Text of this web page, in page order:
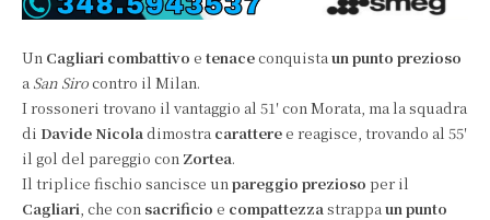
Un Cagliari combattivo e tenaceconquista un punto prezioso
a San Sirocontro il Milan.
I rossoneri trovano il vantaggio al 51′ con Morata, ma la squadra
di Davide Nicola dimostra caratteree reagisce, trovando al 55′
il gol del pareggio con Zortea.
Il triplice fischio sancisce un pareggio prezioso per il
Cagliari , che con sacrificio e compattezza strappa un punto